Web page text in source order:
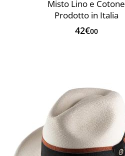
Misto Lino e Cotone
Prodotto in Italia
42€00